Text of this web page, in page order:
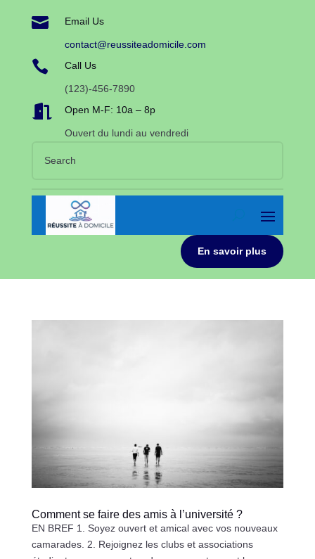
 Email Us
contact@reussiteadomicile.com
 Call Us
(123)-456-7890
 Open M-F: 10a – 8p
Ouvert du lundi au vendredi
En savoir plus
Comment se faire des amis à l’université ?
EN BREF 1. Soyez ouvert et amical avec vos nouveaux
camarades. 2. Rejoignez les clubs et associations